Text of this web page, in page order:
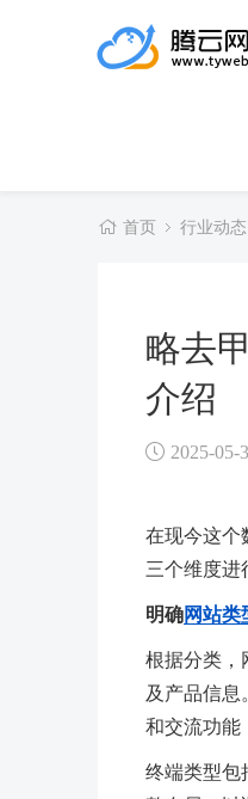
首页 行业动态
略去
介绍
2025-05-
在现今这个
三个维度进
明确网站类
根据分类，
及产品信息
和交流功能
终端类型包